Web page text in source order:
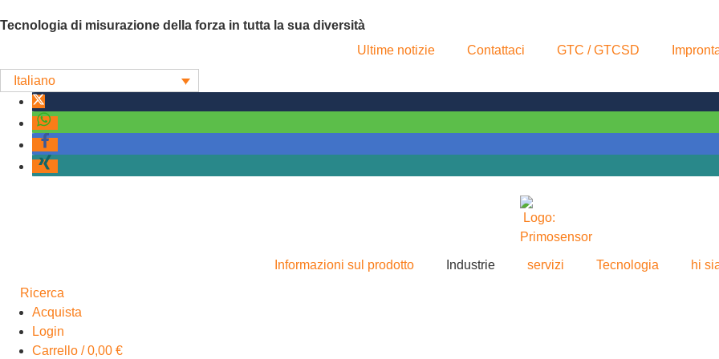
Tecnologia di misurazione della forza in tutta la sua diversità
Ultime notizie
Contattaci GTC / GTCSD
Italiano
Informazioni sul prodotto Industrie servizi Tecnologia hi
Ricerca
Acquista
Login
Carrello /0,00 €